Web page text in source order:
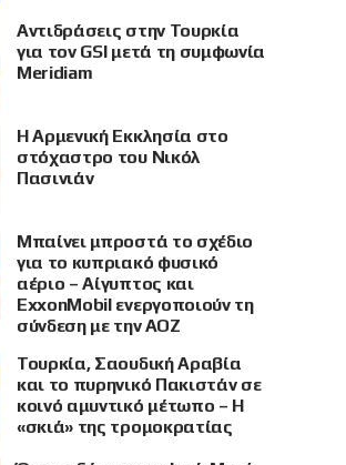
Αντιδράσεις στην Τουρκία
για τον GSI μετά τη συμφωνία
Meridiam
Η Αρμενική Εκκλησία στο
στόχαστρο του Νικόλ
Πασινιάν
Μπαίνει μπροστά το σχέδιο
για το κυπριακό φυσικό
αέριο – Αίγυπτος και
ExxonMobil ενεργοποιούν τη
σύνδεση με την ΑΟΖ
Τουρκία, Σαουδική Αραβία
και το πυρηνικό Πακιστάν σε
κοινό αμυντικό μέτωπο – Η
«σκιά» της τρομοκρατίας